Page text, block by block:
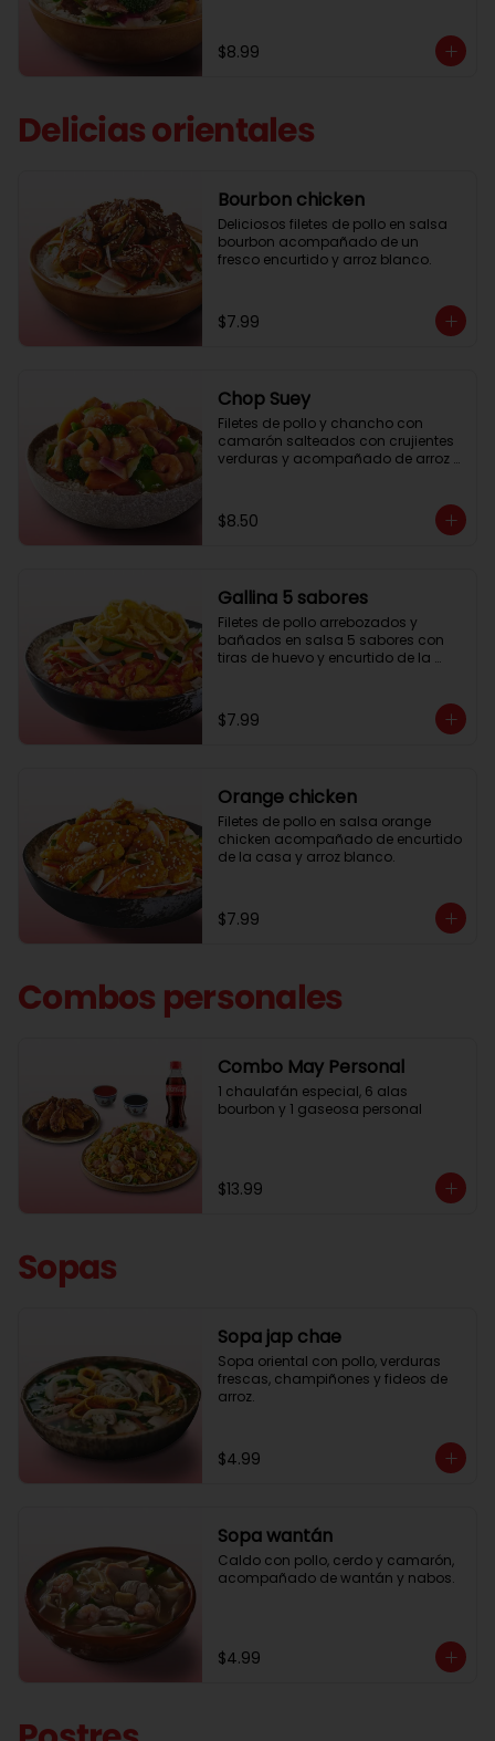
$8.99
Delicias orientales
Bourbon chicken
Deliciosos filetes de pollo en salsa
bourbon acompañado de un
fresco encurtido y arroz blanco.
$7.99
Chop Suey
Filetes de pollo y chancho con
camarón salteados con crujientes
verduras y acompañado de arroz
$8.50
Gallina 5 sabores
Filetes de pollo arrebozados y
bañados en salsa 5 sabores con
tiras de huevo y encurtido de la
$7.99
Orange chicken
Filetes de pollo en salsa orange
chicken acompañado de encurtido
de la casa y arroz blanco.
$7.99
Combos personales
Combo May Personal
1 chaulafán especial, 6 alas
bourbon y 1 gaseosa personal
$13.99
Sopas
Sopa jap chae
Sopa oriental con pollo, verduras
frescas, champiñones y fideos de
arroz.
$4.99
Sopa wantán
Caldo con pollo, cerdo y camarón,
acompañado de wantán y nabos.
$4.99